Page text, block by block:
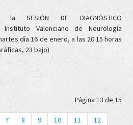
SESIÓN DE DIAGNÓSTICO
Instituto Valenciano de Neurología
día 16 de enero, a las 20:15 horas
23 bajo)
Página 13 de 15
7 8 9 10 11
12